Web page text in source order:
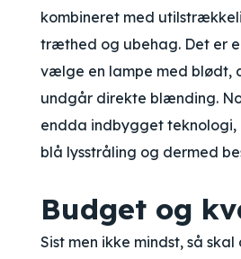
kombineret med
træthed og ubehag. Det er
vælge en lampe med blødt,
undgår direkte blænding.
endda indbygget
blå lysstråling og dermed
Budget og
Sist men ikke mindst, så